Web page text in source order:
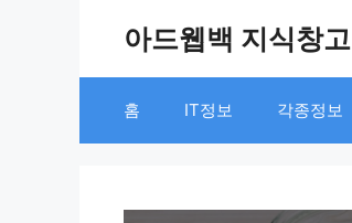
아드웹백 지식창고
홈 IT정보 각종정보